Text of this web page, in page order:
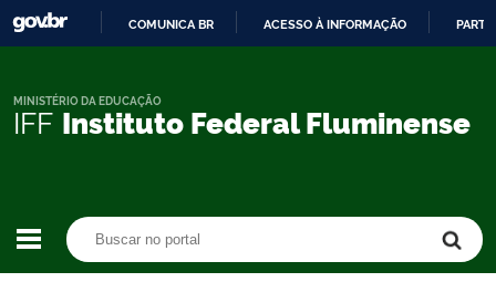
CONTEÚDO
COMUNICA BR ACESSO À INFORMAÇÃO
IFF Instituto Federal Fluminense
MINISTÉRIO DA EDUCAÇÃO